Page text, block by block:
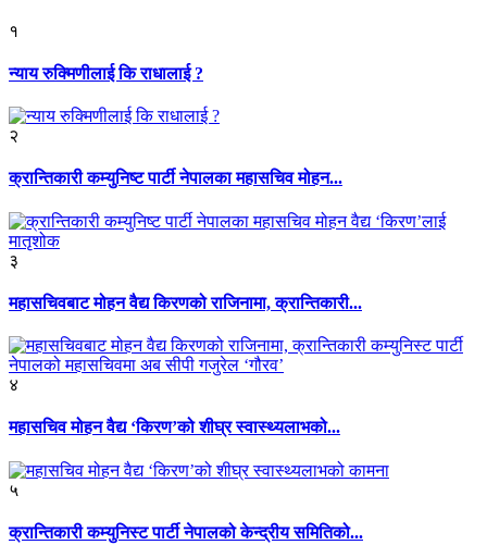
१
न्याय रुक्मिणीलाई कि राधालाई ?
२
क्रान्तिकारी कम्युनिष्ट पार्टी नेपालका महासचिव मोहन...
३
महासचिवबाट मोहन वैद्य किरणको राजिनामा, क्रान्तिकारी...
४
महासचिव मोहन वैद्य ‘किरण’को शीघ्र स्वास्थ्यलाभको...
५
क्रान्तिकारी कम्युनिस्ट पार्टी नेपालको केन्द्रीय समितिको...